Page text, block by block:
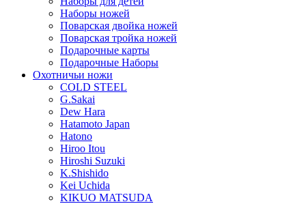
Наборы ножей
Поварская двойка ножей
Поварская тройка ножей
Подарочные карты
Подарочные Наборы
Охотничьи ножи
COLD STEEL
G.Sakai
Dew Hara
Hatamoto Japan
Hatono
Hiroo Itou
Hiroshi Suzuki
K.Shishido
Kei Uchida
KIKUO MATSUDA